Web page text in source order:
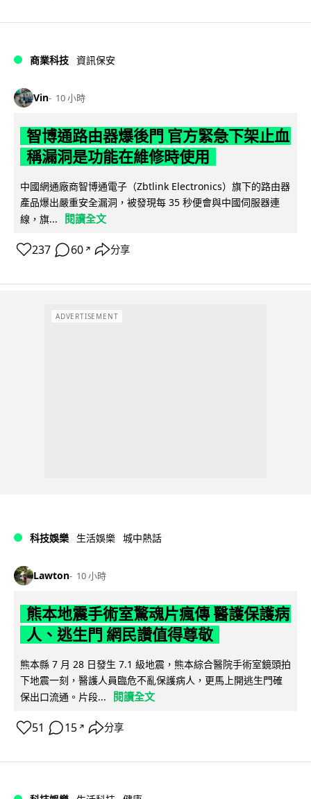
商業科技 資訊保安
Vin 10 小時
智博通路由器爆後門 官方緊急下架止血
稱漏洞是功能在維修時使用
中國網通廠商智博通電子（Zbtlink Electronics）旗下的路由器
產品爆出嚴重安全漏洞，被發現每 35 秒便會與中國伺服器連
線，旗...
閱讀全文
237 60 ↗ 分享
ADVERTISEMENT
科技娛樂 生活娛樂 城中熱話
Lawton 10 小時
熊本地震手術室驚魂片瘋傳 醫護保護病
人、逃生門 網民讚值得尊敬
熊本縣 7 月 28 日發生 7.1 級地震，熊本綜合醫院手術室鏡頭拍
下地震一刻，醫護人員臨危不亂保護病人，更馬上開逃生門確
保出口流通。片段...
閱讀全文
51 15 ↗ 分享